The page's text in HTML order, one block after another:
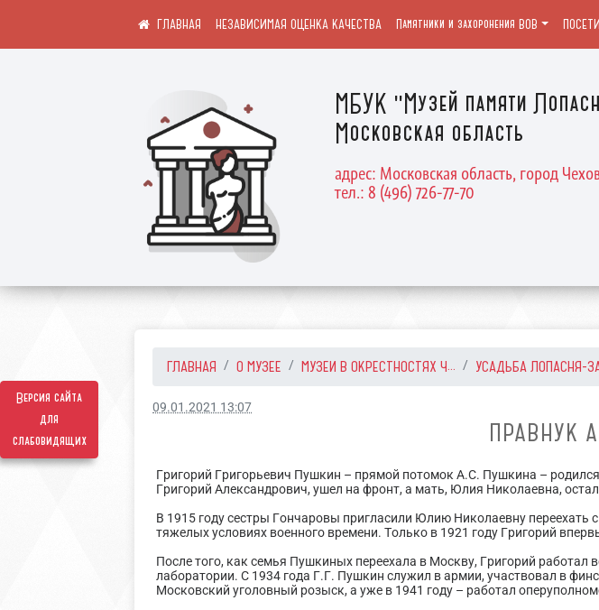
Версия сайта
для
слабовидящих
МБУК "Музей памяти
Московская область
адрес: Московская область, город
тел.: 8 (496) 726-77-70
НЕЗАВИСИМАЯ ОЦЕНКА КАЧЕСТВА Памятники и захоронения ВОВ
ГЛАВНАЯ О МУЗЕЕ МУЗЕИ В ОКРЕСТНОСТЯХ Ч... УСАДЬБА ЛОПАСНЯ-
09.01.2021 13:07
ПРАВНУК
Григорий Григорьевич Пушкин – прямой потомок А.С. Пушкина –
Григорий Александрович, ушел на фронт, а мать, Юлия Николаевна,
В 1915 году сестры Гончаровы пригласили Юлию Николаевну
тяжелых условиях военного времени. Только в 1921 году Григорий
После того, как семья Пушкиных переехала в Москву, Григорий
лаборатории. С 1934 года Г.Г. Пушкин служил в армии, участвовал в
Московский уголовный розыск, а уже в 1941 году – работал